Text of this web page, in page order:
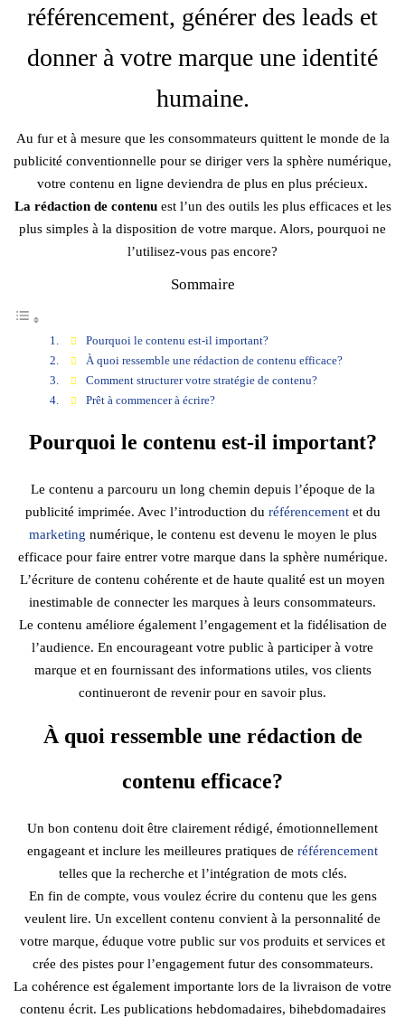
référencement, générer des leads et
donner à votre marque une identité
humaine.
Au fur et à mesure que les consommateurs quittent le monde de la
publicité conventionnelle pour se diriger vers la sphère numérique,
votre contenu en ligne deviendra de plus en plus précieux.
La rédaction de contenu est l’un des outils les plus efficaces et les
plus simples à la disposition de votre marque. Alors, pourquoi ne
l’utilisez-vous pas encore?
Sommaire
Pourquoi le contenu est-il important?
À quoi ressemble une rédaction de contenu efficace?
Comment structurer votre stratégie de contenu?
Prêt à commencer à écrire?
Pourquoi le contenu est-il important?
Le contenu a parcouru un long chemin depuis l’époque de la
publicité imprimée. Avec l’introduction du référencementet du
marketing numérique, le contenu est devenu le moyen le plus
efficace pour faire entrer votre marque dans la sphère numérique.
L’écriture de contenu cohérente et de haute qualité est un moyen
inestimable de connecter les marques à leurs consommateurs.
Le contenu améliore également l’engagement et la fidélisation de
l’audience. En encourageant votre public à participer à votre
marque et en fournissant des informations utiles, vos clients
continueront de revenir pour en savoir plus.
À quoi ressemble une rédaction de
contenu efficace?
Un bon contenu doit être clairement rédigé, émotionnellement
engageant et inclure les meilleures pratiques de référencement
telles que la recherche et l’intégration de mots clés.
En fin de compte, vous voulez écrire du contenu que les gens
veulent lire. Un excellent contenu convient à la personnalité de
votre marque, éduque votre public sur vos produits et services et
crée des pistes pour l’engagement futur des consommateurs.
La cohérence est également importante lors de la livraison de votre
contenu écrit. Les publications hebdomadaires, bihebdomadaires